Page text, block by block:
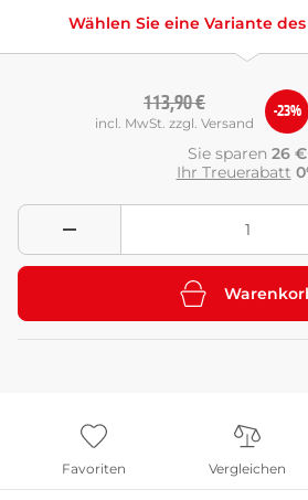
Wählen Sie eine Variante
113,90 €
incl. MwSt. zzgl. Versand
-23%
Sie sparen 26 €
Ihr Treuerabatt
Favoriten Vergleichen